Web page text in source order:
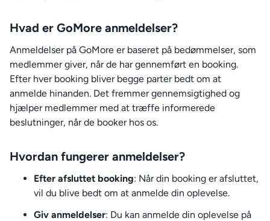
Hvad er GoMore anmeldelser?
Anmeldelser på GoMore er baseret på bedømmelser, som
medlemmer giver, når de har gennemført en booking.
Efter hver booking bliver begge parter bedt om at
anmelde hinanden. Det fremmer gennemsigtighed og
hjælper medlemmer med at træffe informerede
beslutninger, når de booker hos os.
Hvordan fungerer anmeldelser?
Efter afsluttet booking: Når din booking er afsluttet,
vil du blive bedt om at anmelde din oplevelse.
Giv anmeldelser: Du kan anmelde din oplevelse på